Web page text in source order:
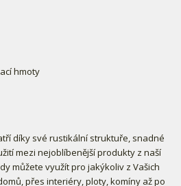
hmoty
díky své rustikální struktuře, snadné
mezi nejoblíbenější produkty z naší
můžete využít pro jakýkoliv z Vašich
přes interiéry, ploty, komíny až po